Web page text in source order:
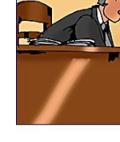
AUTOŘI
PŘÍSPĚVKY NA
SOCIÁLNÍ SÍTĚ